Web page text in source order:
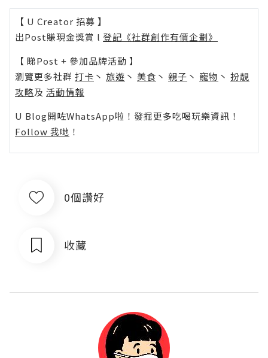
【 U Creator 招募 】
出Post賺現金獎賞 l 登記《社群創作有價企劃》
【 睇Post + 參加品牌活動 】
瀏覽更多社群 打卡 丶 旅遊 丶 美食 丶 親子 丶 寵物 丶 扮靚
攻略及 活動情報
U Blog開咗WhatsApp啦！發掘更多吃喝玩樂資訊！
Follow 我哋 ！
0個讚好
收藏